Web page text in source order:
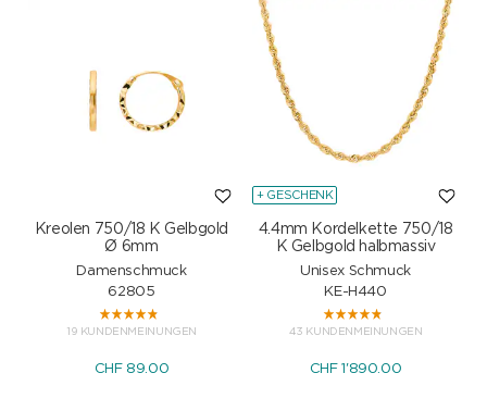
Kreolen 750/18 K Gelbgold
Ø 6mm
Damenschmuck
62805
19 KUNDENMEINUNGEN
CHF89.00
+ GESCHENK
4.4mm Kordelkette 750/18
K Gelbgold halbmassiv
Unisex Schmuck
KE-H440
43 KUNDENMEINUNGEN
CHF1'890.00